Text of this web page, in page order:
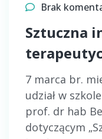
Brak
Sztuczna
7 marca br.
udział w
prof. dr hab
dotyczącym